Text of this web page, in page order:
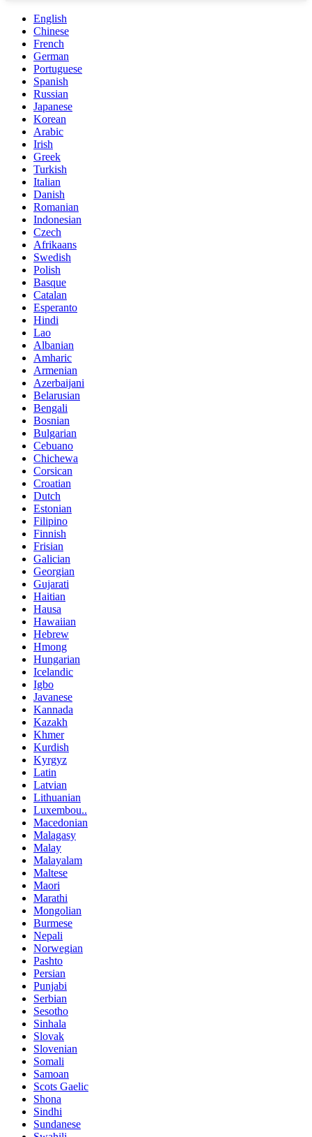
English
Chinese
French
German
Portuguese
Spanish
Russian
Japanese
Korean
Arabic
Irish
Greek
Turkish
Italian
Danish
Romanian
Indonesian
Czech
Afrikaans
Swedish
Polish
Basque
Catalan
Esperanto
Hindi
Lao
Albanian
Amharic
Armenian
Azerbaijani
Belarusian
Bengali
Bosnian
Bulgarian
Cebuano
Chichewa
Corsican
Croatian
Dutch
Estonian
Filipino
Finnish
Frisian
Galician
Georgian
Gujarati
Haitian
Hausa
Hawaiian
Hebrew
Hmong
Hungarian
Icelandic
Igbo
Javanese
Kannada
Kazakh
Khmer
Kurdish
Kyrgyz
Latin
Latvian
Lithuanian
Luxembou..
Macedonian
Malagasy
Malay
Malayalam
Maltese
Maori
Marathi
Mongolian
Burmese
Nepali
Norwegian
Pashto
Persian
Punjabi
Serbian
Sesotho
Sinhala
Slovak
Slovenian
Somali
Samoan
Scots Gaelic
Shona
Sindhi
Sundanese